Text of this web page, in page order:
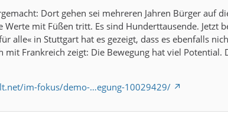
Dort gehen sei mehreren Jahren Bürger auf
Werte mit Füßen tritt. Es sind Hunderttausende. Jetzt
alle« in Stuttgart hat es gezeigt, dass es ebenfalls
mit Frankreich zeigt: Die Bewegung hat viel
im-fokus/demo-…egung-10029429/